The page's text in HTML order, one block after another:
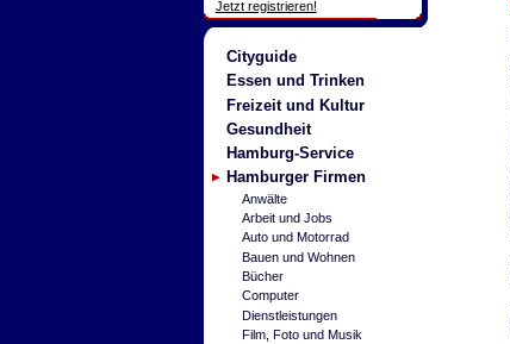
Jetzt registrieren!
Cityguide
Essen und Trinken
Freizeit und Kultur
Gesundheit
Hamburg-Service
Hamburger Firmen
Anwälte
Arbeit und Jobs
Auto und Motorrad
Bauen und Wohnen
Bücher
Computer
Dienstleistungen
Film, Foto und Musik